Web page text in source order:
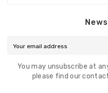
You may unsubscribe at
please find our